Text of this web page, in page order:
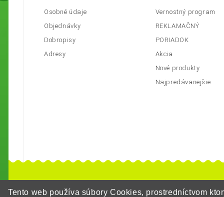
Tento web používa súbory Cookies, prostredníctvom
Osobné údaje
Objednávky
Dobropisy
Adresy
Vernostný program
REKLAMAČNÝ
PORIADOK
Akcia
Nové produkty
Najpredávanejšie